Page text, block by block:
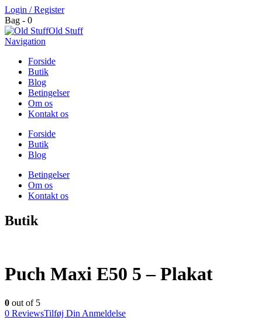
Login / Register
Bag - 0
Old Stuff
Navigation
Forside
Butik
Blog
Betingelser
Om os
Kontakt os
Forside
Butik
Blog
Betingelser
Om os
Kontakt os
Butik
Puch Maxi E50 5 – Plakat
0 out of 5
0 ReviewsTilføj Din Anmeldelse